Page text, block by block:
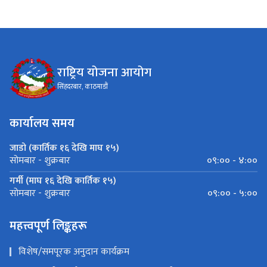
राष्ट्रिय योजना आयोग
सिंहदरबार, काठमाडौं
कार्यालय समय
जाडो (कार्तिक १६ देखि माघ १५)
सोमबार - शुक्रबार
०९:०० - ४:००
गर्मी (माघ १६ देखि कार्तिक १५)
सोमबार - शुक्रबार ०९:०० - ५:००
महत्त्वपूर्ण लिङ्कहरू
विशेष/समपूरक अनुदान कार्यक्रम